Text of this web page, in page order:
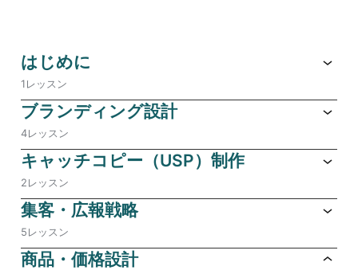
はじめに
1レッスン
ブランディング設計
4レッスン
キャッチコピー（USP）制作
2レッスン
集客・広報戦略
5レッスン
商品・価格設計